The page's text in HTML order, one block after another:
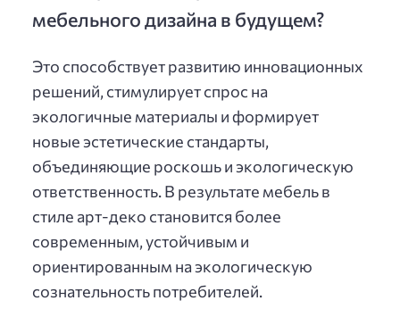
мебельного дизайна в будущем?
Это способствует развитию инновационных
решений, стимулирует спрос на
экологичные материалы и формирует
новые эстетические стандарты,
объединяющие роскошь и экологическую
ответственность. В результате мебель в
стиле арт-деко становится более
современным, устойчивым и
ориентированным на экологическую
сознательность потребителей.